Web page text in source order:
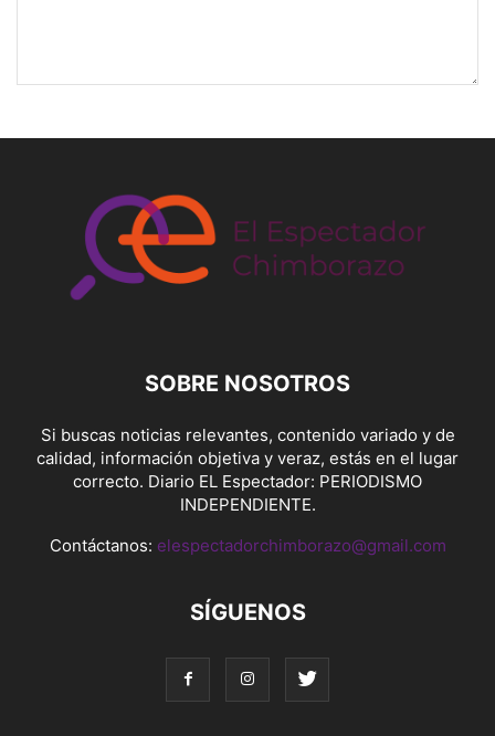
SOBRE NOSOTROS
Si buscas noticias relevantes, contenido variado y de
calidad, información objetiva y veraz, estás en el lugar
correcto. Diario EL Espectador: PERIODISMO
INDEPENDIENTE.
Contáctanos: elespectadorchimborazo@gmail.com
SÍGUENOS